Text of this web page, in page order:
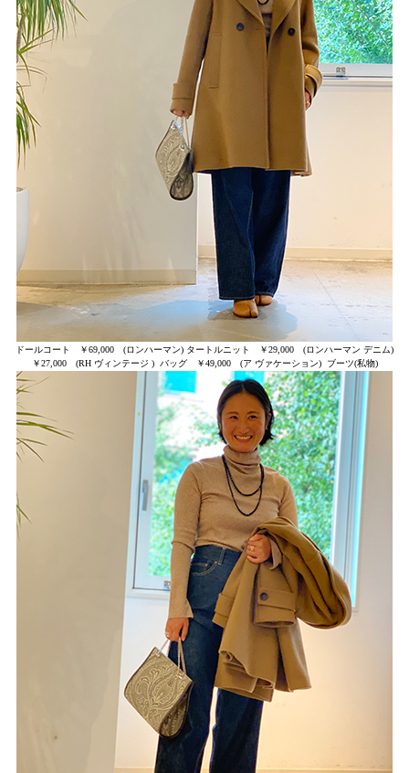
ドールコート ￥69,000 (ロンハーマン) タートルニット ￥29,000 (ロンハーマン デニム)
￥27,000 (RH ヴィンテージ ) バッグ ￥49,000 (ア ヴァケーション) ブーツ(私物)